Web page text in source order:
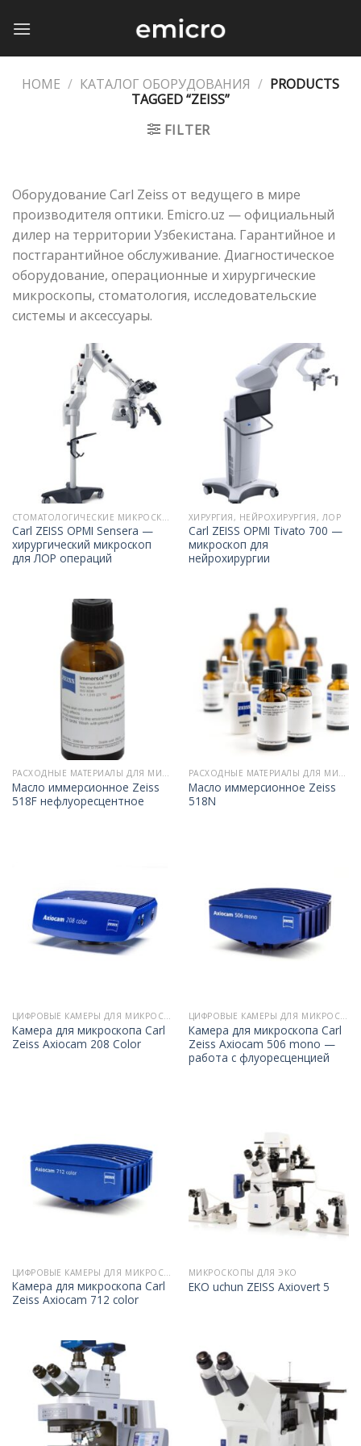
HOME / КАТАЛОГ ОБОРУДОВАНИЯ / PRODUCTS
TAGGED “ZEISS”
FILTER
Оборудование Carl Zeiss от ведущего в мире
производителя оптики. Emicro.uz — официальный
дилер на территории Узбекистана. Гарантийное и
постгарантийное обслуживание. Диагностическое
оборудование, операционные и хирургические
микроскопы, стоматология, исследовательские
системы и аксессуары.
Carl ZEISS OPMI Sensera —
хирургический микроскоп
для ЛОР операций
ХИРУРГИЯ, НЕЙРОХИРУРГИЯ, ЛОР
Carl ZEISS OPMI Tivato 700 —
микроскоп для
нейрохирургии
РАСХОДНЫЕ МАТЕРИАЛЫ ДЛЯ МИКРОСКОПИИ
Масло иммерсионное Zeiss
518F нефлуоресцентное
РАСХОДНЫЕ МАТЕРИАЛЫ ДЛЯ МИКРОСКОПИИ
Масло иммерсионное Zeiss
518N
ЦИФРОВЫЕ КАМЕРЫ ДЛЯ МИКРОСКОПОВ
Камера для микроскопа Carl
Zeiss Axiocam 208 Color
ЦИФРОВЫЕ КАМЕРЫ ДЛЯ МИКРОСКОПОВ
Камера для микроскопа Carl
Zeiss Axiocam 506 mono —
работа с флуоресценцией
Камера для микроскопа Carl
Zeiss Axiocam 712 color
МИКРОСКОПЫ ДЛЯ ЭКО
EKO uchun ZEISS Axiovert 5